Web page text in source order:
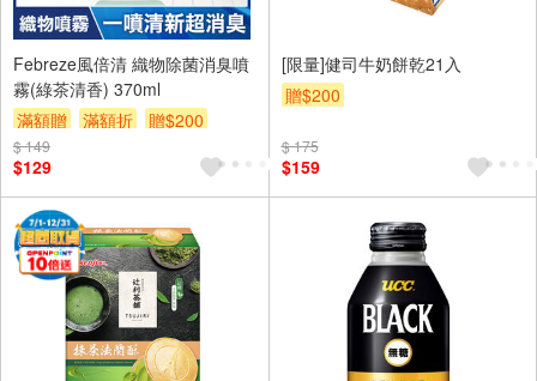
Febreze風倍清 織物除菌消臭噴
霧(綠茶清香) 370ml
滿額贈
滿額折 贈$200
$ 149
$129
[限量]健司牛奶餅乾21入
贈$200
$ 175
$159